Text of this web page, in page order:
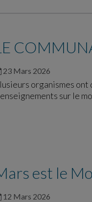
23 Mars 2026
organismes ont
sur le
est le
12 Mars 2026